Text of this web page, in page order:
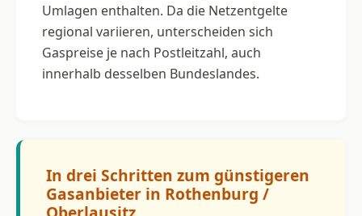
Umlagen enthalten. Da die Netzentgelte
regional variieren, unterscheiden sich
Gaspreise je nach Postleitzahl, auch
innerhalb desselben Bundeslandes.
In drei Schritten zum günstigeren
Gasanbieter in Rothenburg /